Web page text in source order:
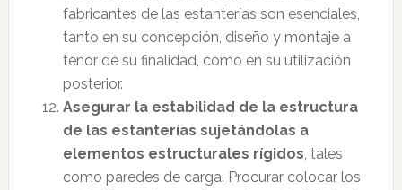
fabricantes de las estanterías son esenciales,
tanto en su concepción, diseño y montaje a
tenor de su finalidad, como en su utilización
posterior.
Asegurar la estabilidad de la estructura
de las estanterías sujetándolas a
elementos estructurales rígidos, tales
como paredes de carga. Procurar colocar los